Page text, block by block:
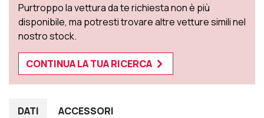
Purtroppo la vettura da te richiesta non è più
disponibile, ma potresti trovare altre vetture simili nel
nostro stock.
CONTINUA LA TUA RICERCA
DATI ACCESSORI